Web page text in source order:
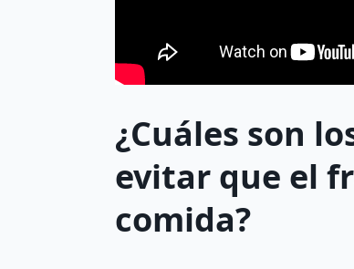
¿Cuáles son
evitar que el
comida?